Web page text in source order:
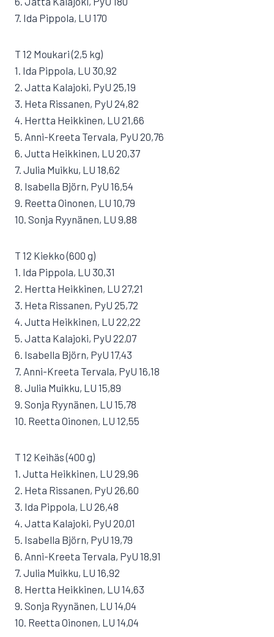
7. Ida Pippola, LU 170
T 12 Moukari (2,5 kg)
1. Ida Pippola, LU 30,92
2. Jatta Kalajoki, PyU 25,19
3. Heta Rissanen, PyU 24,82
4. Hertta Heikkinen, LU 21,66
5. Anni-Kreeta Tervala, PyU 20,76
6. Jutta Heikkinen, LU 20,37
7. Julia Muikku, LU 18,62
8. Isabella Björn, PyU 16,54
9. Reetta Oinonen, LU 10,79
10. Sonja Ryynänen, LU 9,88
T 12 Kiekko (600 g)
1. Ida Pippola, LU 30,31
2. Hertta Heikkinen, LU 27,21
3. Heta Rissanen, PyU 25,72
4. Jutta Heikkinen, LU 22,22
5. Jatta Kalajoki, PyU 22,07
6. Isabella Björn, PyU 17,43
7. Anni-Kreeta Tervala, PyU 16,18
8. Julia Muikku, LU 15,89
9. Sonja Ryynänen, LU 15,78
10. Reetta Oinonen, LU 12,55
T 12 Keihäs (400 g)
1. Jutta Heikkinen, LU 29,96
2. Heta Rissanen, PyU 26,60
3. Ida Pippola, LU 26,48
4. Jatta Kalajoki, PyU 20,01
5. Isabella Björn, PyU 19,79
6. Anni-Kreeta Tervala, PyU 18,91
7. Julia Muikku, LU 16,92
8. Hertta Heikkinen, LU 14,63
9. Sonja Ryynänen, LU 14,04
10. Reetta Oinonen, LU 14,04